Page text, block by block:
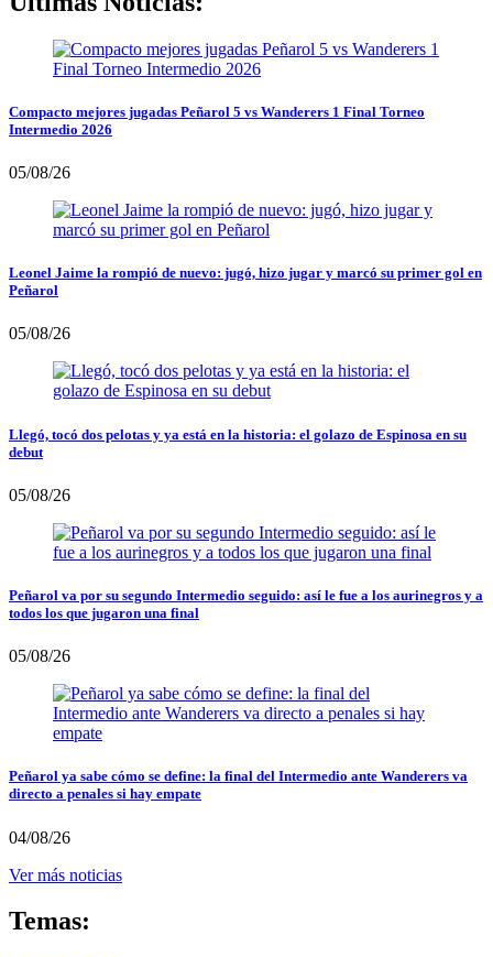
Compacto mejores jugadas Peñarol 5 vs Wanderers 1 Final Torneo
Intermedio 2026
05/08/26
Leonel Jaime la rompió de nuevo: jugó, hizo jugar y marcó su primer gol en
Peñarol
05/08/26
Llegó, tocó dos pelotas y ya está en la historia: el golazo de Espinosa en su
debut
05/08/26
Peñarol va por su segundo Intermedio seguido: así le fue a los aurinegros y a
todos los que jugaron una final
05/08/26
Peñarol ya sabe cómo se define: la final del Intermedio ante Wanderers va
directo a penales si hay empate
04/08/26
Ver más noticias
Temas: